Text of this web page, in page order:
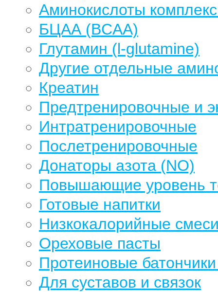
Аминокислоты
БЦАА (BCAA)
Глутамин (l-glutamine)
Другие отдельные
Креатин
Предтренировочные и
Интратренировочные
Послетренировочные
Донаторы азота (NO)
Повышающие уровень
Готовые напитки
Низкокалорийные
Ореховые пасты
Протеиновые
Для суставов и связок